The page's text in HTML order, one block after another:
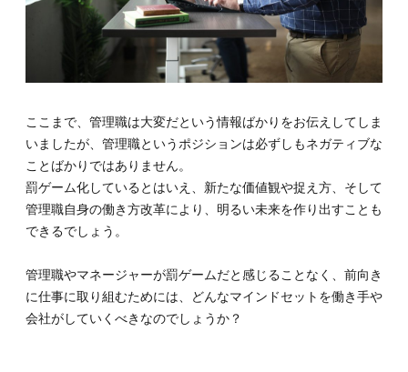
ここまで、管理職は大変だという情報ばかりをお伝えしてしま
いましたが、管理職というポジションは必ずしもネガティブな
ことばかりではありません。
罰ゲーム化しているとはいえ、新たな価値観や捉え方、そして
管理職自身の働き方改革により、明るい未来を作り出すことも
できるでしょう。
管理職やマネージャーが罰ゲームだと感じることなく、前向き
に仕事に取り組むためには、どんなマインドセットを働き手や
会社がしていくべきなのでしょうか？